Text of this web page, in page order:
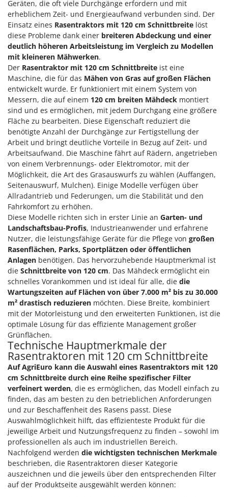
Spiralmac
Spring Protezione
Spyro
Stanley
Stiga
Stocker
Sunseeker
T
Tecla
TecnoGen
Tellarini Pompe
Telwin
Tenco
Tineco
Titania
Tornado
Tre Spade
Trev - Abrek - TecnoVIR
Trotec
Troy-Bilt
U
Udor
Unger
V
Verdemax
Vesco
Volpi
W
Waldner
Weber
WIDU
Wiper EcoRobot
Wolf Garten
Geräten, die oft viele Durchgänge erfordern und mit
erheblichem Zeit- und Energieaufwand verbunden sind. Der
Einsatz eines Rasentraktors mit 120 cm Schnittbreite löst
diese Probleme dank einer breiteren Abdeckung und einer
deutlich höheren Arbeitsleistung im Vergleich zu Modellen
mit kleineren Mähwerken.
Der Rasentraktor mit 120 cm Schnittbreite ist eine
Maschine, die für das Mähen von Gras auf großen Flächen
entwickelt wurde. Er funktioniert mit einem System von
Messern, die auf einem 120 cm breiten Mähdeck montiert
sind und es ermöglichen, mit jedem Durchgang eine größere
Fläche zu bearbeiten. Diese Eigenschaft reduziert die
benötigte Anzahl der Durchgänge zur Fertigstellung der
Arbeit und bringt deutliche Vorteile in Bezug auf Zeit- und
Arbeitsaufwand. Die Maschine fährt auf Rädern, angetrieben
von einem Verbrennungs- oder Elektromotor, mit der
Möglichkeit, die Art des Grasauswurfs zu wählen (Auffangen,
Seitenauswurf, Mulchen). Einige Modelle verfügen über
Allradantrieb und Federungen, um die Stabilität und den
Fahrkomfort zu erhöhen.
Diese Modelle richten sich in erster Linie an Garten- und
Landschaftsbau-Profis, Industrieanwender und erfahrene
Nutzer, die leistungsfähige Geräte für die Pflege von großen
Rasenflächen, Parks, Sportplätzen oder öffentlichen
Anlagen benötigen. Das hervorzuhebende Hauptmerkmal ist
die Schnittbreite von 120 cm. Das Mähdeck ermöglicht ein
schnelles Vorankommen und ist ideal für alle, die die
Wartungszeiten auf Flächen von über 7.000 m² bis zu 30.000
m² drastisch reduzieren möchten. Diese Breite, kombiniert
mit der Motorleistung und den erweiterten Funktionen, ist die
optimale Lösung für das effiziente Management großer
Grünflächen.
Technische Hauptmerkmale der
Rasentraktoren mit 120 cm Schnittbreite
Auf AgriEuro kann die Auswahl eines Rasentraktors mit 120
cm Schnittbreite durch eine Reihe spezifischer Filter
verfeinert werden, die es ermöglichen, das Modell einfach zu
finden, das am besten zu den betrieblichen Anforderungen
und zur Beschaffenheit des Rasens passt. Diese
Auswahlmöglichkeit hilft, das effizienteste Produkt für die
jeweilige Arbeit und Nutzungsfrequenz zu finden – sowohl im
professionellen als auch im industriellen Bereich.
Nachfolgend werden die wichtigsten technischen Merkmale
beschrieben, die Rasentraktoren dieser Kategorie
auszeichnen und die jeweils über den entsprechenden Filter
auf der Produktseite ausgewählt werden können: